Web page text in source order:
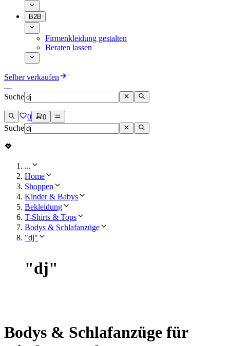
B2B
Firmenkleidung gestalten
Beraten lassen
Selber verkaufen
Suche
0 0
Suche
...
Home
Shoppen
Kinder & Babys
Bekleidung
T-Shirts & Tops
Bodys & Schlafanzüge
"dj"
"dj"
Bodys & Schlafanzüge für